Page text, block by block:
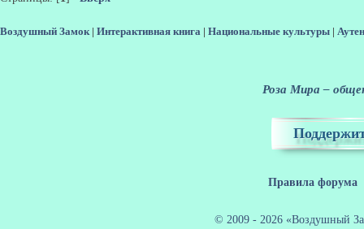
Воздушный Замок| Интерактивная книга | Национальные культуры |
Роза Мира –
Правила форума
© 2009 - 2026 «Воздушный